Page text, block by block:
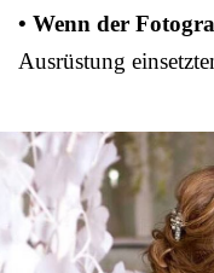
• Wenn der
Ausrüstung